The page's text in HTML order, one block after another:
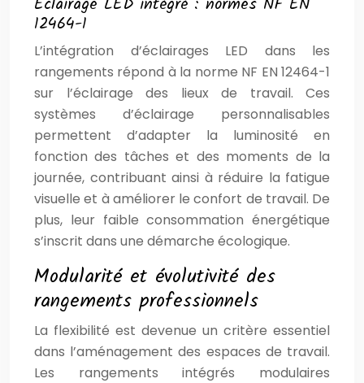
12464-1
L’intégration d’éclairages LED dans les
rangements répond à la norme NF EN 12464-1
sur l’éclairage des lieux de travail. Ces
systèmes d’éclairage personnalisables
permettent d’adapter la luminosité en
fonction des tâches et des moments de la
journée, contribuant ainsi à réduire la fatigue
visuelle et à améliorer le confort de travail. De
plus, leur faible consommation énergétique
s’inscrit dans une démarche écologique.
Modularité et évolutivité des
rangements professionnels
La flexibilité est devenue un critère essentiel
dans l’aménagement des espaces de travail.
Les rangements intégrés modulaires